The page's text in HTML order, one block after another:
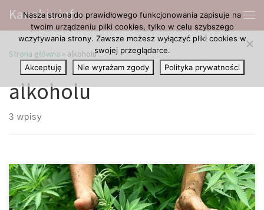
Przejdź do treści
Kanabis.info
Strona główna » alkoholu
alkoholu
3 wpisy
Głównym powodem jest to, że politycy są przekupywani przez
Nasza strona do prawidłowego funkcjonowania zapisuje na
twoim urządzeniu pliki cookies, tylko w celu szybszego
wczytywania strony. Zawsze możesz wyłączyć pliki cookies w
swojej przeglądarce.
Akceptuję
Nie wyrażam zgody Polityka prywatności